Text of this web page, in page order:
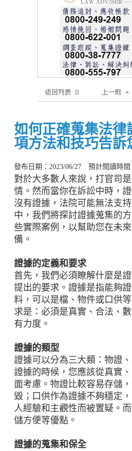
如何正確蒐集法律
項方法和技巧告訴
發布日期：2023/06/27 預計閱讀時間
對於大多數人來說，打官司
情。然而當你在訴訟中時，
沒有證據，法院可能無法支
中，我們將探討證據蒐集的
些實際案例，以幫助您在未
備。
證據的定義和要求
首先，我們必須瞭解什麼是
提出的要求。證據是指能夠
料，可以是檔、物件或口供
求是：必須是真實、合法、
有力度。
證據的類型
證據可以分為三大類：物證
證據的時候，您應該從真實
面考慮。物證比較容易存儲
毀；口供作為證據不夠穩定
人經驗和主觀性而被置疑。
儲方便等優點。
證據的蒐集和保全